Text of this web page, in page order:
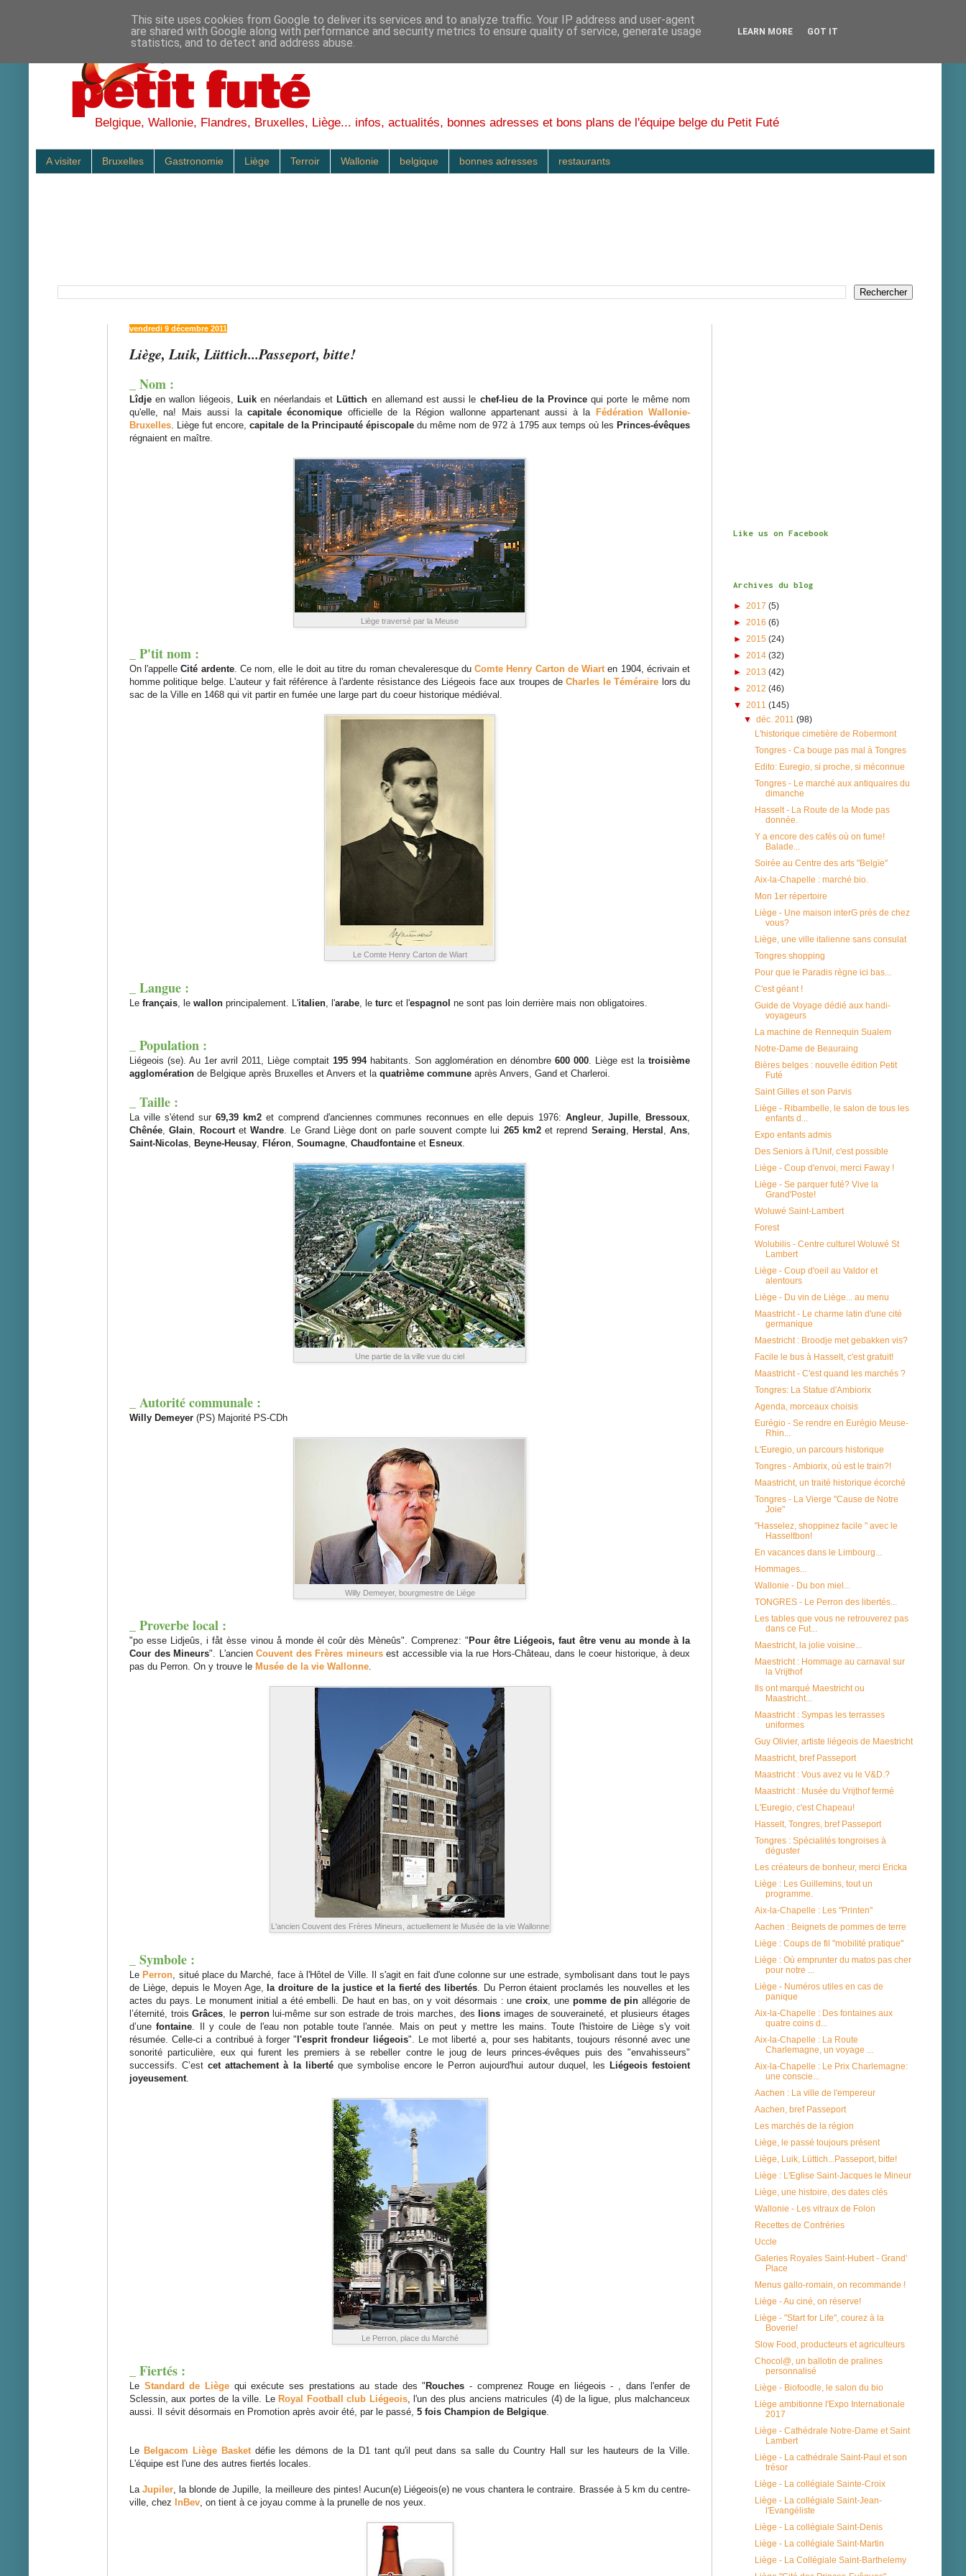
Belgique, Wallonie, Flandres, Bruxelles, Liège... infos, actualités, bonnes adresses et bons plans de l'équipe belge du Petit Futé
A visiter Bruxelles Gastronomie Liège Terroir Wallonie belgique bonnes adresses restaurants
vendredi 9 décembre 2011
Liège, Luik, Lüttich...Passeport, bitte!
_ Nom :
Lîdjeen wallon liégeois, Luik en néerlandais et Lüttich en allemand est aussi le chef-lieu de la Province qui porte le même nom
qu'elle, na! Mais aussi lacapitale économique officielle de la Région wallonne appartenant aussi à la
Fédération Wallonie-
Bruxelles . Liège fut encore,capitale de la Principauté épiscopaledu même nom de 972 à 1795 aux temps où les Princes-évêques
régnaient en maître.
Liège traversé par la Meuse
_ P'tit nom :
On l'appelleCité ardente. Ce nom, elle le doit au titre du roman chevaleresque duComte Henry Carton de Wiarten 1904, écrivain et
homme politique belge. L'auteur y fait référence à l'ardente résistance des Liégeois face aux troupes deCharles le Téméraire lors du
sac de la Ville en 1468 qui vit partir en fumée une large part du coeur historique médiéval.
Le Comte Henry Carton de Wiart
_ Langue :
Le français , le wallon principalement. L'italien , l'arabe , le turc et l'espagnol ne sont pas loin derrière mais non obligatoires.
_ Population :
Liégeois (se). Au 1er avril 2011, Liège comptait 195 994habitants. Son agglomération en dénombre 600 000 . Liège est la troisième
agglomération de Belgique après Bruxelles et Anvers et la quatrième commune après Anvers, Gand et Charleroi.
_ Taille :
La ville s'étend sur 69,39 km2et comprend d'anciennes communes reconnues en elle depuis 1976:Angleur ,Jupille Bressoux
Chênée ,Glain Rocourt et Wandre . Le Grand Liège dont on parle souvent compte lui 265 km2 et reprend Seraing Herstal Ans
Saint-Nicolas
Beyne-Heusay Fléron Soumagne Chaudfontaine et Esneux
Une partie de la ville vue du ciel
_ Autorité communale :
Willy Demeyer (PS) Majorité PS-CDh
Willy Demeyer, bourgmestre de Liège
_ Proverbe local :
"po esse Lidjeûs, i fåt èsse vinou å monde èl coûr dès Mèneûs". Comprenez: " Pour être Liégeois, faut être venu au monde à la
Cour des Mineurs". L'ancienCouvent des Frères mineursest accessible via la rue Hors-Château, dans le coeur historique, à deux
pas du Perron. On y trouve le Musée de la vie Wallonne.
L'ancien Couvent des Frères Mineurs, actuellement le Musée de la vie Wallonne
_ Symbole :
Le Perron , situé place du Marché, face à l'Hôtel de Ville. Il s'agit en fait d'une colonne sur une estrade, symbolisant dans tout le pays
de Liège, depuis le Moyen Age,
la droiture de la justice et la fierté des libertés. Du Perron étaient proclamés les nouvelles et les
actes du pays. Le monument initial a été embelli. De haut en bas, on y voit désormais : unecroix , une pomme de pin allégorie de
l’éternité, troisGrâces , le perron lui-même sur son estrade de trois marches, des lions images de souveraineté, et plusieurs étages
d’unefontaine . Il y coule de l'eau non potable toute l'année. Mais on peut y mettre les mains. Toute l'histoire de Liège s'y voit
résumée. Celle-ci a contribué à forger " l'esprit frondeur liégeois". Le mot liberté a, pour ses habitants, toujours résonné avec une
sonorité particulière, eux qui furent les premiers à se rebeller contre le joug de leurs princes-évêques puis des "envahisseurs"
successifs. C’estcet attachement à la liberté que symbolise encore le Perron aujourd'hui autour duquel, les Liégeois festoient
joyeusement
Le Perron, place du Marché
_ Fiertés :
Le Standard de Liège qui exécute ses prestations au stade des " Rouches- comprenez Rouge en liégeois - , dans l'enfer de
Sclessin, aux portes de la ville. Le Royal Football club Liégeois, l'un des plus anciens matricules (4) de la ligue, plus malchanceux
aussi. Il sévit désormais en Promotion après avoir été, par le passé, 5 fois Champion de Belgique.
Le Belgacom Liège Basketdéfie les démons de la D1 tant qu'il peut dans sa salle du Country Hall sur les hauteurs de la Ville.
L'équipe est l'une des autres fiertés locales.
LaJupiler, la blonde de Jupille, la meilleure des pintes! Aucun(e) Liégeois(e) ne vous chantera le contraire. Brassée à 5 km du centre-
ville, chez InBev, on tient à ce joyau comme à la prunelle de nos yeux.
Like us on Facebook
Archives du blog
► 2017 (5)
► 2016 (6)
► 2015 (24)
► 2014 (32)
► 2013 (42)
► 2012 (46)
▼ 2011 (145)
▼déc. 2011(98)
L'historique cimetière de Robermont
Tongres - Ca bouge pas mal à Tongres
Edito: Euregio, si proche, si méconnue
Tongres - Le marché aux antiquaires du
dimanche
Hasselt - La Route de la Mode pas
donnée.
Y a encore des cafés où on fume!
Balade...
Soirée au Centre des arts "Belgïe"
Aix-la-Chapelle : marché bio.
Mon 1er répertoire
Liège - Une maison interG près de chez
vous?
Liège, une ville italienne sans consulat
Tongres shopping
Pour que le Paradis règne ici bas...
C'est géant !
Guide de Voyage dédié aux handi-
voyageurs
La machine de Rennequin Sualem
Notre-Dame de Beauraing
Bières belges : nouvelle édition Petit
Futé
Saint Gilles et son Parvis
Liège - Ribambelle, le salon de tous les
enfants d...
Expo enfants admis
Des Seniors à l'Unif, c'est possible
Liège - Coup d'envoi, merci Faway !
Liège - Se parquer futé? Vive la
Grand'Poste!
Woluwé Saint-Lambert
Forest
Wolubilis - Centre culturel Woluwé St
Lambert
Liège - Coup d'oeil au Valdor et
alentours
Liège - Du vin de Liège... au menu
Maastricht - Le charme latin d'une cité
germanique
Maestricht : Broodje met gebakken vis?
Facile le bus à Hasselt, c'est gratuit!
Maastricht - C'est quand les marchés ?
Tongres: La Statue d'Ambiorix
Agenda, morceaux choisis
Eurégio - Se rendre en Eurégio Meuse-
Rhin...
L'Euregio, un parcours historique
Tongres - Ambiorix, où est le train?!
Maastricht, un traité historique écorché
Tongres - La Vierge "Cause de Notre
Joie"
"Hasselez, shoppinez facile " avec le
Hasseltbon!
En vacances dans le Limbourg...
Hommages...
Wallonie - Du bon miel...
TONGRES - Le Perron des libertés...
Les tables que vous ne retrouverez pas
dans ce Fut...
Maestricht, la jolie voisine...
Maestricht : Hommage au carnaval sur
la Vrijthof
Ils ont marqué Maestricht ou
Maastricht...
Maastricht : Sympas les terrasses
uniformes
Guy Olivier, artiste liégeois de Maestricht
Maastricht, bref Passeport
Maastricht : Vous avez vu le V&D.?
Maastricht : Musée du Vrijthof fermé
L'Euregio, c'est Chapeau!
Hasselt, Tongres, bref Passeport
Tongres : Spécialités tongroises à
déguster
Les créateurs de bonheur, merci Ericka
Liège : Les Guillemins, tout un
programme.
Aix-la-Chapelle : Les "Printen"
Aachen : Beignets de pommes de terre
Liège : Coups de fil "mobilité pratique"
Liège : Où emprunter du matos pas cher
pour notre ...
Liège - Numéros utiles en cas de
panique
Aix-la-Chapelle : Des fontaines aux
quatre coins d...
Aix-la-Chapelle : La Route
Charlemagne, un voyage ...
Aix-la-Chapelle : Le Prix Charlemagne:
une conscie...
Aachen : La ville de l'empereur
Aachen, bref Passeport
Les marchés de la région
Liège, le passé toujours présent
Liège, Luik, Lüttich...Passeport, bitte!
Liège : L'Eglise Saint-Jacques le Mineur
Liège, une histoire, des dates clés
Wallonie - Les vitraux de Folon
Recettes de Confréries
Uccle
Galeries Royales Saint-Hubert - Grand'
Place
Menus gallo-romain, on recommande !
Liège - Au ciné, on réserve!
Liège - "Start for Life", courez à la
Boverie!
Slow Food, producteurs et agriculteurs
Chocol@, un ballotin de pralines
personnalisé
Liège - Biofoodle, le salon du bio
Liège ambitionne l'Expo Internationale
2017
Liège - Cathédrale Notre-Dame et Saint
Lambert
Liège - La cathédrale Saint-Paul et son
trésor
Liège - La collégiale Sainte-Croix
Liège - La collégiale Saint-Jean-
l'Evangéliste
Liège - La collégiale Saint-Denis
Liège - La collégiale Saint-Martin
Liège - La Collégiale Saint-Barthelemy
This site uses cookies from Google to deliver its services and to analyze traffic. Your IP address and user-agent
are shared with Google along with performance and security metrics to ensure quality of service, generate usage
statistics, and to detect and address abuse.
LEARN MORE GOT IT